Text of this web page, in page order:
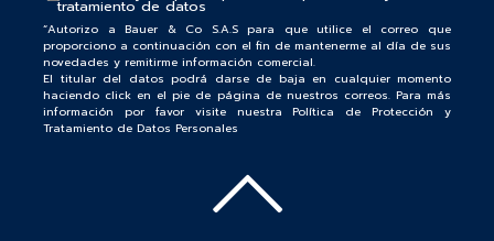
tratamiento de datos
“Autorizo a Bauer & Co S.A.S para que utilice el correo que
proporciono a continuación con el fin de mantenerme al día de sus
novedades y remitirme información comercial.
El titular del datos podrá darse de baja en cualquier momento
haciendo click en el pie de página de nuestros correos. Para más
información por favor visite nuestra Política de Protección y
Tratamiento de Datos Personales